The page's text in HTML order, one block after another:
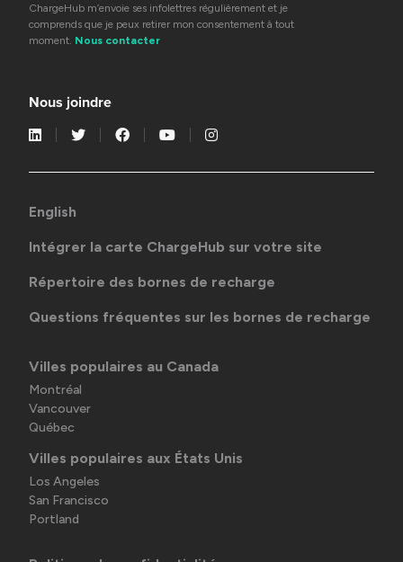
ChargeHub m’envoie ses infolettres régulièrement et je
comprends que je peux retirer mon consentement à tout
moment. Nous contacter
Nous joindre
English
Intégrer la carte ChargeHub sur votre site
Répertoire des bornes de recharge
Questions fréquentes sur les bornes de recharge
Villes populaires au Canada
Montréal
Vancouver
Québec
Villes populaires aux États Unis
Los Angeles
San Francisco
Portland